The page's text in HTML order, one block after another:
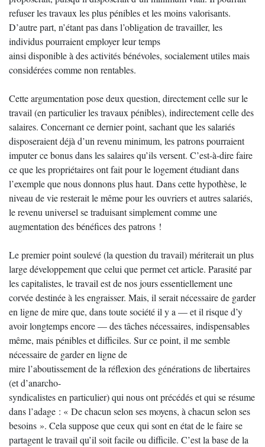
refuser les travaux les plus pénibles et les moins valorisants.
D’autre part, n’étant pas dans l’obligation de travailler, les
individus pourraient employer leur temps
ainsi disponible à des activités bénévoles, socialement utiles mais
considérées comme non rentables.
Cette argumentation pose deux question, directement celle sur le
travail (en particulier les travaux pénibles), indirectement celle des
salaires. Concernant ce dernier point, sachant que les salariés
disposeraient déjà d’un revenu minimum, les patrons pourraient
imputer ce bonus dans les salaires qu’ils versent. C’est-à-dire faire
ce que les propriétaires ont fait pour le logement étudiant dans
l’exemple que nous donnons plus haut. Dans cette hypothèse, le
niveau de vie resterait le même pour les ouvriers et autres salariés,
le revenu universel se traduisant simplement comme une
augmentation des bénéfices des patrons !
Le premier point soulevé (la question du travail) mériterait un plus
large développement que celui que permet cet article. Parasité par
les capitalistes, le travail est de nos jours essentiellement une
corvée destinée à les engraisser. Mais, il serait nécessaire de garder
en ligne de mire que, dans toute société il y a — et il risque d’y
avoir longtemps encore — des tâches nécessaires, indispensables
même, mais pénibles et difficiles. Sur ce point, il me semble
nécessaire de garder en ligne de
mire l’aboutissement de la réflexion des générations de libertaires
(et d’anarcho-
syndicalistes en particulier) qui nous ont précédés et qui se résume
dans l’adage : « De chacun selon ses moyens, à chacun selon ses
besoins ». Cela suppose que ceux qui sont en état de le faire se
partagent le travail qu’il soit facile ou difficile. C’est la base de la